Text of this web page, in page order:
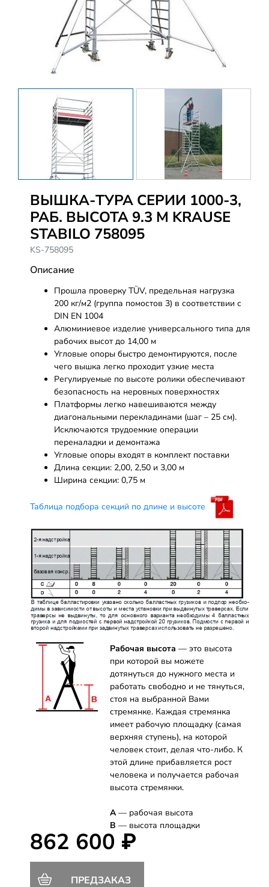
ВЫШКА-ТУРА СЕРИИ 1000-3,
РАБ. ВЫСОТА 9.3 М KRAUSE
STABILO 758095
KS-758095
Описание
Прошла проверку TÜV, предельная нагрузка
200 кг/м2 (группа помостов 3) в соответствии с
DIN EN 1004
Алюминиевое изделие универсального типа для
рабочих высот до 14,00 м
Угловые опоры быстро демонтируются, после
чего вышка легко проходит узкие места
Регулируемые по высоте ролики обеспечивают
безопасность на неровных поверхностях
Платформы легко навешиваются между
диагональными перекладинами (шаг – 25 см).
Исключаются трудоемкие операции
переналадки и демонтажа
Угловые опоры входят в комплект поставки
Длина секции: 2,00, 2,50 и 3,00 м
Ширина секции: 0,75 м
Таблица подбора секций по длине и высоте
Рабочая высота — это высота
при которой вы можете
дотянуться до нужного места и
работать свободно и не тянуться,
стоя на выбранной Вами
стремянке. Каждая стремянка
имеет рабочую площадку (самая
верхняя ступень), на которой
человек стоит, делая что-либо. К
этой длине прибавляется рост
человека и получается рабочая
высота стремянки.
А— рабочая высота
B — высота площадки
862 600 ₽
ПРЕДЗАКАЗ